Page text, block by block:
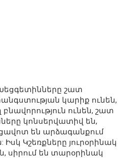
շատ
կարիք ունեն,
բնավորություն ունեն, շատ
կոնսերվատիվ են,
են արձագանքում
Կշեռքները յուրօրինակ
սիրում են տարօրինակ